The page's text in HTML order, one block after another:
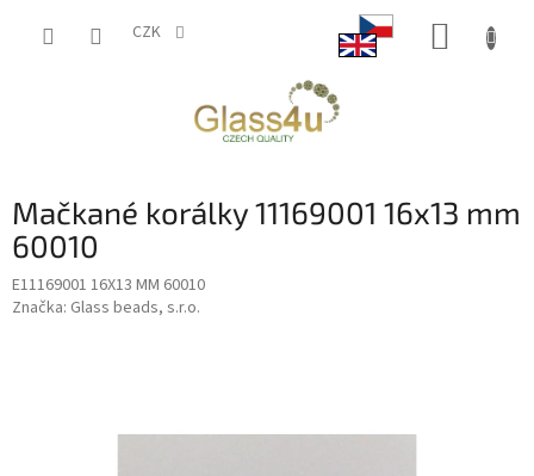
CZK
Mačkané korálky 11169001 16x13 mm
60010
E11169001 16X13 MM 60010
Značka: Glass beads, s.r.o.